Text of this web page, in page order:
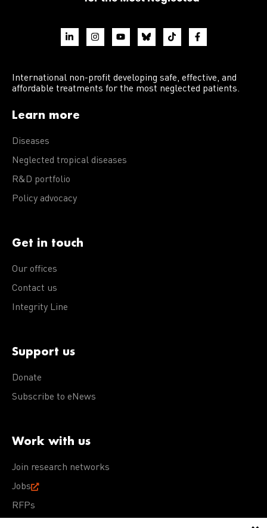
International non-profit developing safe, effective, and
affordable treatments for the most neglected patients.
Learn more
Diseases
Neglected tropical diseases
R&D portfolio
Policy advocacy
Get in touch
Our offices
Contact us
Integrity Line
Support us
Donate
Subscribe to eNews
Work with us
Join research networks
Jobs
RFPs